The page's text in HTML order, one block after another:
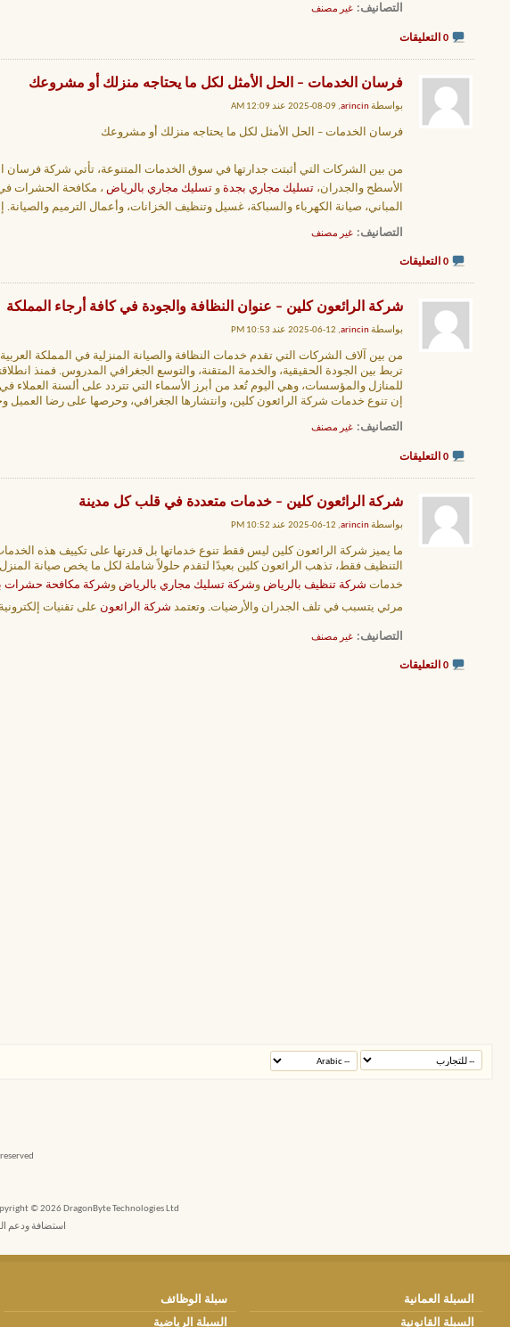
التصانيف غير مصنف
0 التعليقات
فرسان الخدمات – الحل الأمثل لكل ما يحتاجه منزلك أو مشروعك
بواسطةarincin, 09-08-2025 عند 12:09 AM
فرسان الخدمات – الحل الأمثل لكل ما يحتاجه منزلك أو مشروعك
من بين الشركات التي أثبتت جدارتها في سوق الخدمات المتنوعة، تأتي شركة
الأسطح والجدران، تسليك مجاري بجدة و تسليك مجاري بالرياض ، مكافحة الحشرات
المباني، صيانة الكهرباء والسباكة، غسيل وتنظيف الخزانات، وأعمال الترميم
التصانيف غير مصنف
0 التعليقات
شركة الرائعون كلين – عنوان النظافة والجودة في كافة أرجاء المملكة
بواسطةarincin, 12-06-2025 عند 10:53 PM
من بين آلاف الشركات التي تقدم خدمات النظافة والصيانة المنزلية في المملكة
تربط بين الجودة الحقيقية، والخدمة المتقنة، والتوسع الجغرافي المدروس. فمنذ
للمنازل والمؤسسات، وهي اليوم تُعد من أبرز الأسماء التي تتردد على ألسنة العملاء
إن تنوع خدمات شركة الرائعون كلين، وانتشارها الجغرافي، وحرصها على رضا العميل
التصانيف غير مصنف
0 التعليقات
شركة الرائعون كلين – خدمات متعددة في قلب كل مدينة
بواسطةarincin, 12-06-2025 عند 10:52 PM
ما يميز شركة الرائعون كلين ليس فقط تنوع خدماتها بل قدرتها على تكييف هذه
التنظيف فقط، تذهب الرائعون كلين بعيدًا لتقدم حلولاً شاملة لكل ما يخص صيانة
خدمات شركة تنظيف بالرياض وشركة تسليك مجاري بالرياض وشركة مكافحة حشرات
مرئي يتسبب في تلف الجدران والأرضيات. وتعتمد شركة الرائعون على تقنيات
التصانيف غير مصنف
0 التعليقات
© 2026 DragonByte Technologies Ltd.
استضافة ودعم
السبلة العمانية
سبلة الوظائف
السبلة القانونية
السبلة الرياضية